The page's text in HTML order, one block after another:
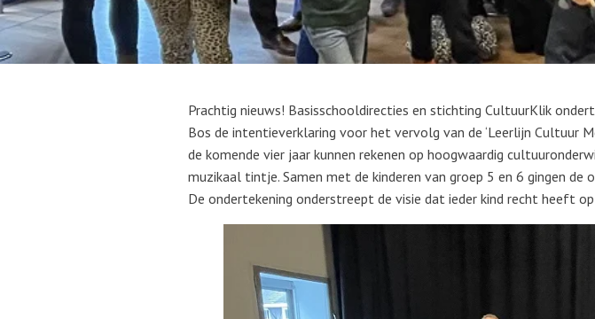
Prachtig nieuws! Basisschooldirecties en stichting CultuurKlik
Bos de intentieverklaring voor het vervolg van de ‘Leerlijn Cultuur
de komende vier jaar kunnen rekenen op hoogwaardig
muzikaal tintje. Samen met de kinderen van groep 5 en 6 gingen
De ondertekening onderstreept de visie dat ieder kind recht heeft